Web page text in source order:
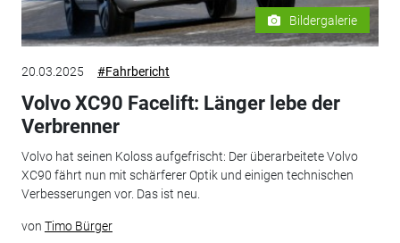
Bildergalerie
20.03.2025 #Fahrbericht
Volvo XC90 Facelift: Länger lebe der
Verbrenner
Volvo hat seinen Koloss aufgefrischt: Der überarbeitete Volvo
XC90 fährt nun mit schärferer Optik und einigen technischen
Verbesserungen vor. Das ist neu.
von Timo Bürger